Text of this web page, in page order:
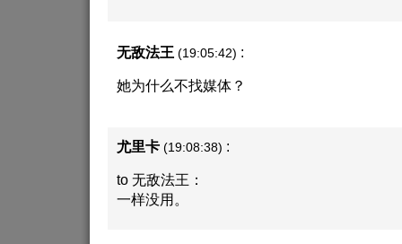
无敌法王 (19:05:42) :
她为什么不找媒体？
尤里卡 (19:08:38) :
to 无敌法王：
一样没用。